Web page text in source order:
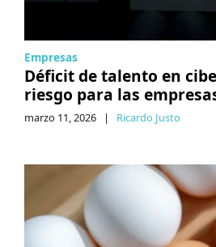
Empresas
Déficit de talento en
riesgo para las
marzo 11, 2026 | Ricardo Justo